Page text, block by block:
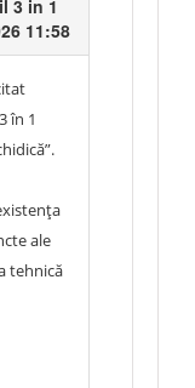
de
solvenți
cu
și
și
3 in 1
11:58
în 1
ale
tehnică
și
acest